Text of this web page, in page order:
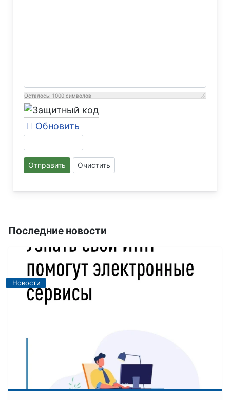
Осталось: 1000 символов
Обновить
Отправить Очистить
Последние новости
Новости